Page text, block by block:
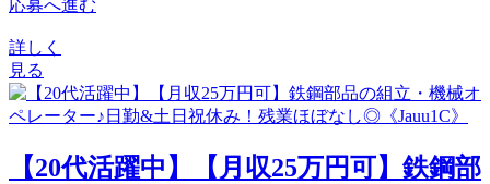
応募へ進む
詳しく
見る
【20代活躍中】【月収25万円可】鉄鋼部